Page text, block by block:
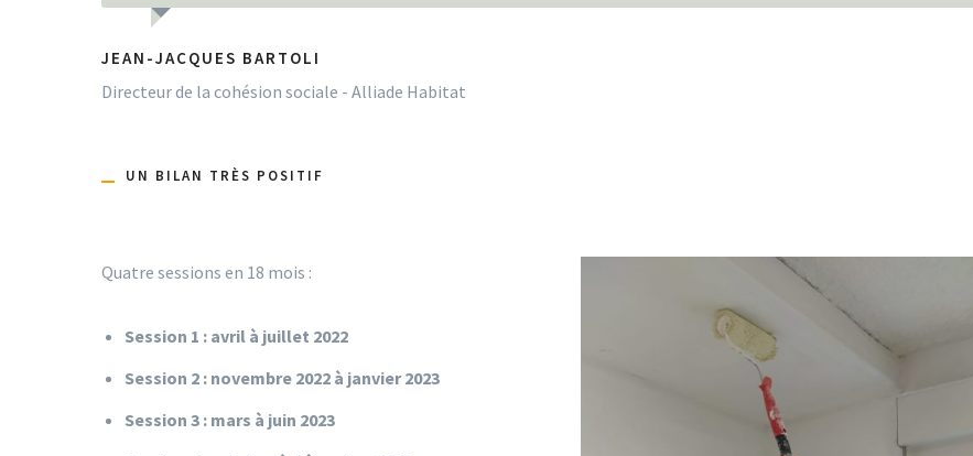
JEAN-JACQUES BARTOLI
Directeur de la cohésion sociale - Alliade Habitat
UN BILAN TRÈS POSITIF
Quatre sessions en 18 mois :
Session 1 : avril à juillet 2022
Session 2 : novembre 2022 à janvier 2023
Session 3 : mars à juin 2023